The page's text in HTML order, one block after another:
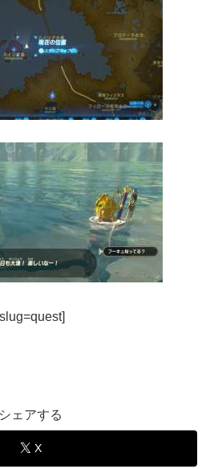
シェアする
X